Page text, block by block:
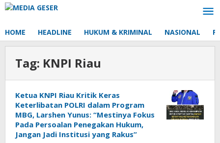
Lewati
HOME HEADLINE HUKUM & KRIMINAL NASIONAL
Tag: KNPI Riau
Ketua KNPI Riau Kritik Keras
Keterlibatan POLRI dalam Program
MBG, Larshen Yunus: “Mestinya Fokus
Pada Persoalan Penegakan Hukum,
Jangan Jadi Institusi yang Rakus”